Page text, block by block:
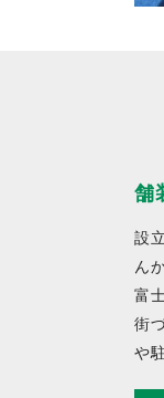
舗
設
ん
富
街
や